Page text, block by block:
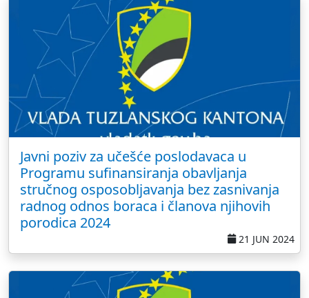
Javni poziv za učešće poslodavaca u
Programu sufinansiranja obavljanja
stručnog osposobljavanja bez zasnivanja
radnog odnos boraca i članova njihovih
porodica 2024
21 JUN 2024